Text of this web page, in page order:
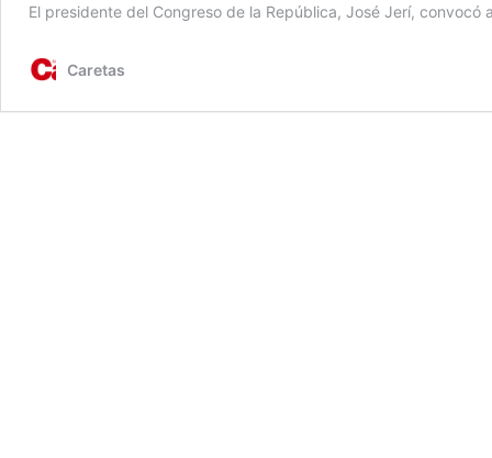
El presidente del Congreso de la República, José Jerí,
Caretas